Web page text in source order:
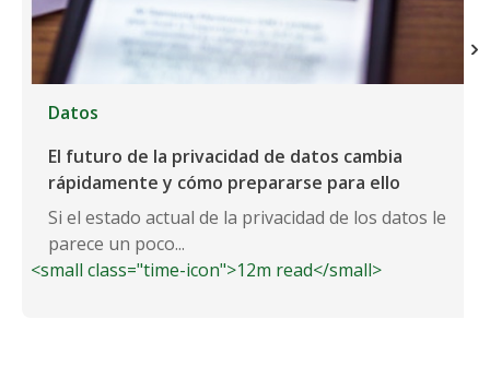
Datos
El futuro de la privacidad de datos cambia
rápidamente y cómo prepararse para ello
Si el estado actual de la privacidad de los datos le
parece un poco...
<small class="time-icon">12m read</small>